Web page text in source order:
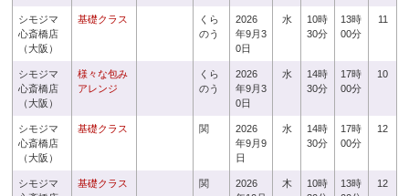
シモジマ
心斎橋店
（大阪）
基礎クラス
くら
のう
2026
年9月3
0日
水
10時
30分
13時
00分
11
シモジマ
心斎橋店
（大阪）
様々な包み
アレンジ
くら
のう
2026
年9月3
0日
水
14時
30分
17時
00分
10
シモジマ
心斎橋店
（大阪）
基礎クラス 関
2026
年9月9
日
水
14時
30分
17時
00分
12
シモジマ
基礎クラス 関
2026
木
10時
13時
12